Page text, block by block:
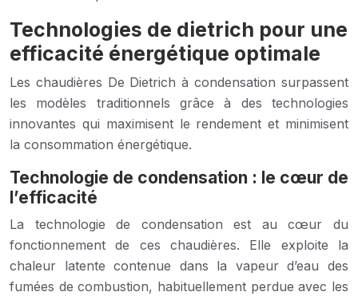
Technologies de dietrich pour une
efficacité énergétique optimale
Les chaudières De Dietrich à condensation surpassent
les modèles traditionnels grâce à des technologies
innovantes qui maximisent le rendement et minimisent
la consommation énergétique.
Technologie de condensation : le cœur de
l’efficacité
La technologie de condensation est au cœur du
fonctionnement de ces chaudières. Elle exploite la
chaleur latente contenue dans la vapeur d’eau des
fumées de combustion, habituellement perdue avec les